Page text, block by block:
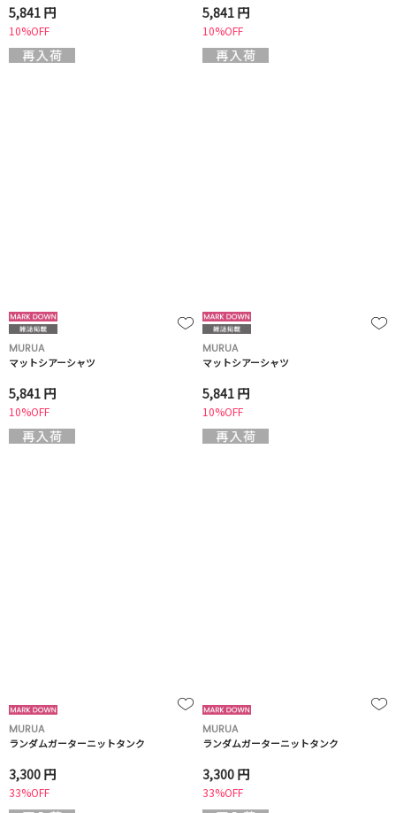
5,841 円
10%OFF
5,841 円
10%OFF
MURUA
マットシアーシャツ
5,841 円
10%OFF
MURUA
マットシアーシャツ
5,841 円
10%OFF
MURUA
ランダムガーターニットタンク
3,300 円
33%OFF
MURUA
ランダムガーターニットタンク
3,300 円
33%OFF